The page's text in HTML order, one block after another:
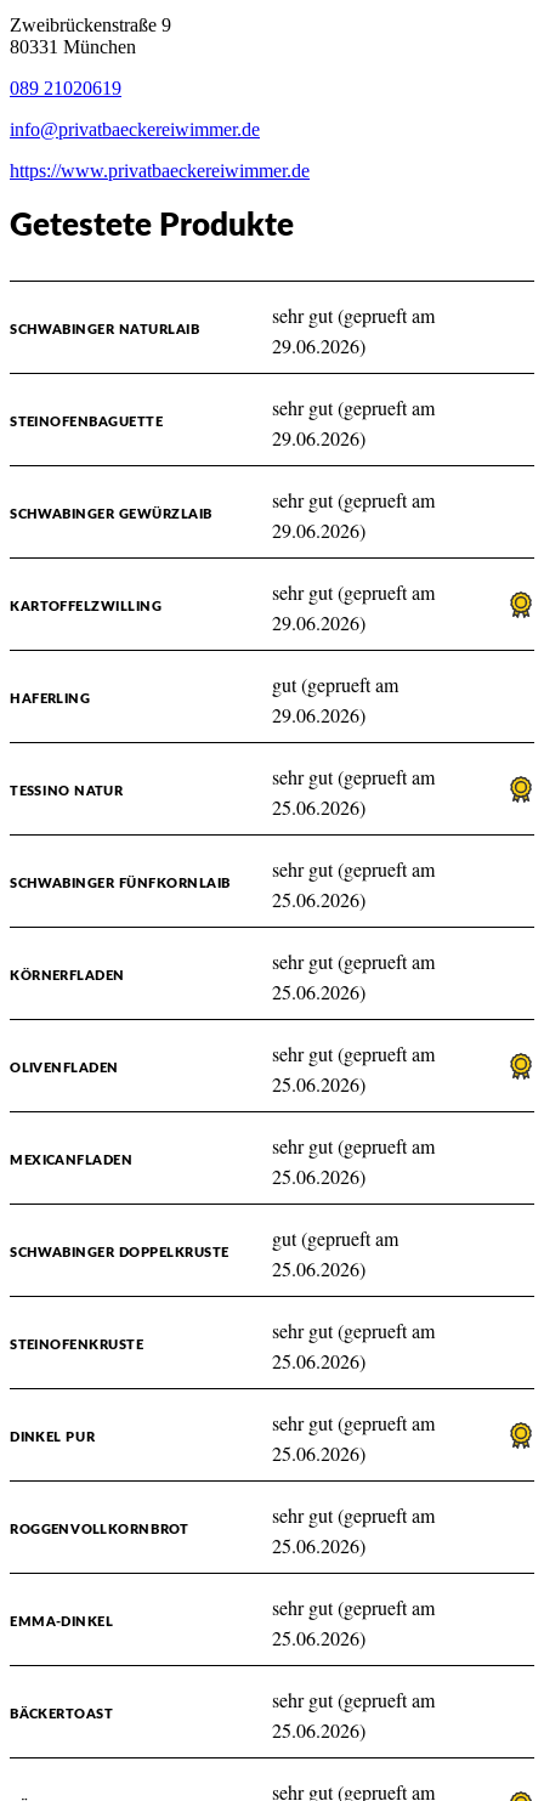
Zweibrückenstraße 9
80331 München
089 21020619
info@privatbaeckereiwimmer.de
https://www.privatbaeckereiwimmer.de
Getestete Produkte
SCHWABINGER NATURLAIB
sehr gut (geprueft am
29.06.2026)
STEINOFENBAGUETTE
sehr gut (geprueft am
29.06.2026)
SCHWABINGER GEWÜRZLAIB
sehr gut (geprueft am
29.06.2026)
KARTOFFELZWILLING
sehr gut (geprueft am
29.06.2026)
HAFERLING
gut (geprueft am
29.06.2026)
TESSINO NATUR
sehr gut (geprueft am
25.06.2026)
SCHWABINGER FÜNFKORNLAIB
sehr gut (geprueft am
25.06.2026)
KÖRNERFLADEN
sehr gut (geprueft am
25.06.2026)
OLIVENFLADEN
sehr gut (geprueft am
25.06.2026)
MEXICANFLADEN
sehr gut (geprueft am
25.06.2026)
SCHWABINGER DOPPELKRUSTE
gut (geprueft am
25.06.2026)
STEINOFENKRUSTE
sehr gut (geprueft am
25.06.2026)
DINKEL PUR
sehr gut (geprueft am
25.06.2026)
ROGGENVOLLKORNBROT
sehr gut (geprueft am
25.06.2026)
EMMA-DINKEL
sehr gut (geprueft am
25.06.2026)
BÄCKERTOAST
sehr gut (geprueft am
25.06.2026)
sehr gut (geprueft am